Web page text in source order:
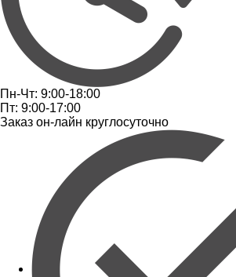
Пн-Чт: 9:00-18:00
Пт: 9:00-17:00
Заказ он-лайн круглосуточно